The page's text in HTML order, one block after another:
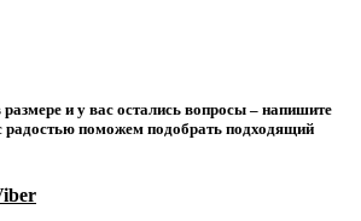
и у вас остались вопросы – напишите
радостью поможем подобрать подходящий